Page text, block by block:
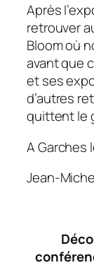
Après
retrouver
Bloom où
avant que
et ses
d’autres
quittent le
A Garches
Jean-